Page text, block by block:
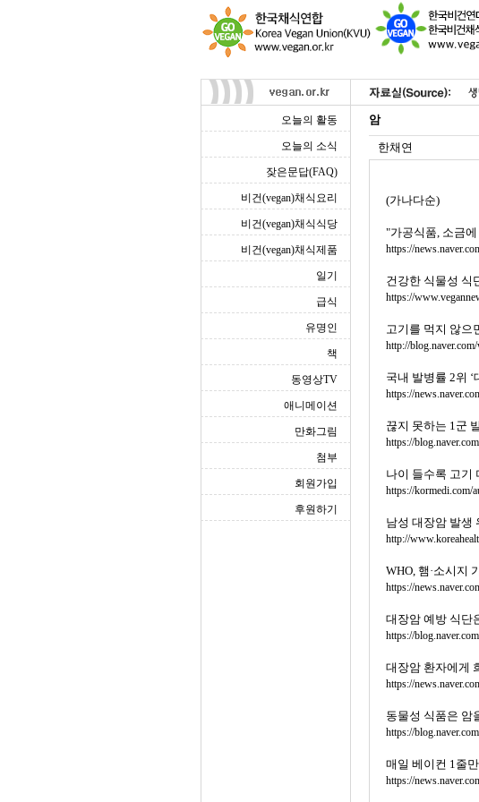
오늘의 활동
오늘의 소식
잦은문답(FAQ)
비건(vegan)채식요리
비건(vegan)채식식당
비건(vegan)채식제품
일기
급식
유명인
책
동영상TV
애니메이션
만화그림
첨부
회원가입
후원하기
암
한채연
(가나다순)
"가공식품, 소금
https://
건강한 식물성 식
https://
고기를 먹지 않으
http://
국내 발병률 2위
https://
끊지 못하는 1군
https://
나이 들수록 고기
https://kormedi.com/
남성 대장암 발생
http://
WHO, 햄·소시지
https://
대장암 예방 식단
https://
대장암 환자에게
https://
동물성 식품은 암
https://
매일 베이컨 1줄
https://